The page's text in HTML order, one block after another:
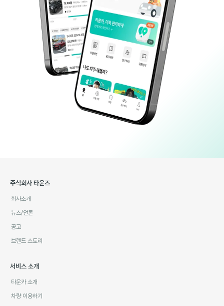
주식회사 타운즈
회사소개
뉴스/언론
공고
브랜드 스토리
서비스 소개
타운카 소개
차량 이용하기